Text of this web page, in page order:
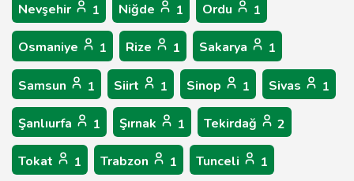
Nevşehir 1 Niğde 1 Ordu 1
Osmaniye 1 Rize 1 Sakarya 1
Samsun 1 Siirt 1 Sinop 1 Sivas 1
Şanlıurfa 1 Şırnak 1 Tekirdağ 2
Tokat 1 Trabzon 1 Tunceli 1